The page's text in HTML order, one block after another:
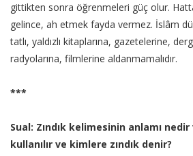
gittikten sonra öğrenmeleri güç olur.
gelince, ah etmek fayda vermez. İslâm
tatlı, yaldızlı kitaplarına, gazetelerine,
radyolarına, filmlerine aldanmamalıdır.
***
Sual: Zındık kelimesinin anlamı
kullanılır ve kimlere zındık denir?